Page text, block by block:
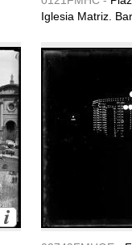
Iglesia Matriz.